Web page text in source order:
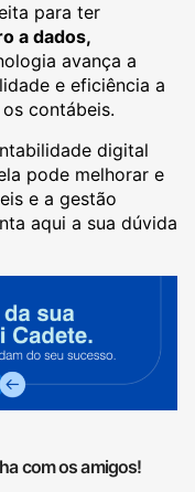
para ter
a dados,
avança a
e eficiência a
contábeis.
digital
pode melhorar e
e a gestão
aqui a sua dúvida
com os amigos!